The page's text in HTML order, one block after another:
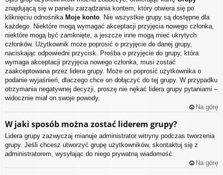
znajdującą się w panelu zarządzania kontem, który otwiera się po
kliknięciu odnośnika Moje konto. Nie wszystkie grupy są dostępne dla
każdego. Niektóre mogą wymagać akceptacji przyjęcia nowego członka,
niektóre mogą być zamknięte, a jeszcze inne mogą mieć ukrytych
członków. Użytkownik może poprosić o przyjęcie do danej grupy,
naciskając odpowiedni przycisk. Prośba o przyjęcie do grupy, która
wymaga akceptacji przyjęcia nowego członka, musi zostać
zaakceptowana przez lidera grupy. Może on poprosić użytkownika o
podanie wyjaśnień, dlaczego chce on dołączyć do tej grupy. W przypadku
otrzymania negatywnej decyzji, proszę nie nękać lidera grupy pytaniami –
widocznie miał on swoje powody.
Na górę
W jaki sposób można zostać liderem grupy?
Lidera grupy zazwyczaj mianuje administrator witryny podczas tworzenia
grupy. Jeśli chcesz utworzyć grupę użytkowników, skontaktuj się z
administratorem, wysyłając do niego prywatną wiadomość.
Na górę